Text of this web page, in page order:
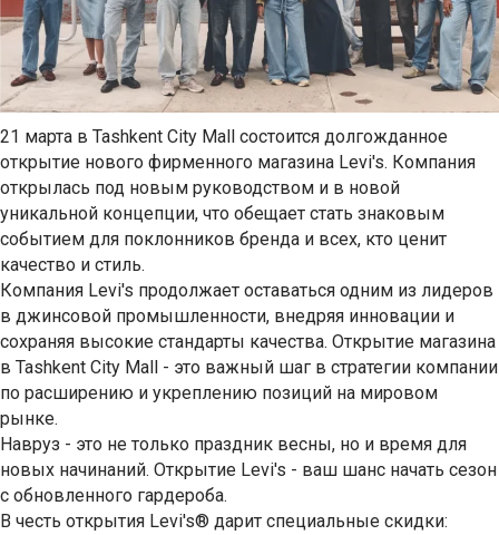
21 марта в Tashkent City Mall состоится долгожданное
открытие нового фирменного магазина Levi's. Компания
открылась под новым руководством и в новой
уникальной концепции, что обещает стать знаковым
событием для поклонников бренда и всех, кто ценит
качество и стиль.
Компания Levi's продолжает оставаться одним из лидеров
в джинсовой промышленности, внедряя инновации и
сохраняя высокие стандарты качества. Открытие магазина
в Tashkent City Mall - это важный шаг в стратегии компании
по расширению и укреплению позиций на мировом
рынке.
Навруз - это не только праздник весны, но и время для
новых начинаний. Открытие Levi's - ваш шанс начать сезон
с обновленного гардероба.
В честь открытия Levi's® дарит специальные скидки: